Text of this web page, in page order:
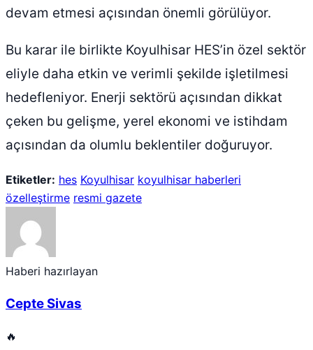
devam etmesi açısından önemli görülüyor.
Bu karar ile birlikte Koyulhisar HES’in özel sektör
eliyle daha etkin ve verimli şekilde işletilmesi
hedefleniyor. Enerji sektörü açısından dikkat
çeken bu gelişme, yerel ekonomi ve istihdam
açısından da olumlu beklentiler doğuruyor.
Etiketler: hes Koyulhisar koyulhisar haberleri
özelleştirme resmi gazete
Haberi hazırlayan
Cepte Sivas
🔥